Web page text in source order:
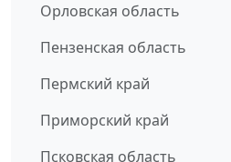
Орловская область
Пензенская область
Пермский край
Приморский край
Псковская область